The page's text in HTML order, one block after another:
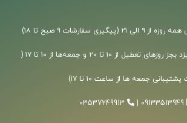
ارسال سفارشات یزد بجز روزهای تعطیل از ۱۰ تا ۲۰ و جمعه‌ها از ۱۰ تا ۱۷ (
جمعه ها از ساعت ۱۰ تا ۱۷)
09133513949
03537249913